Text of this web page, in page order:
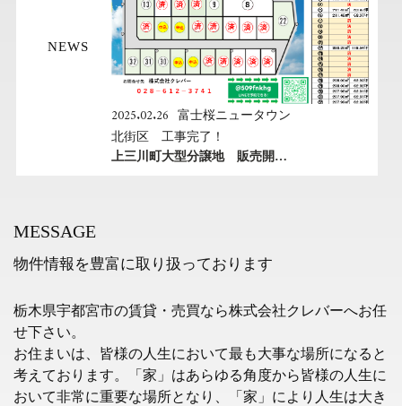
NEWS
2025.02.26 富士桜ニュータウン
北街区 工事完了！
上三川町大型分譲地 販売開始します！！
MESSAGE
物件情報を豊富に取り扱っております
栃木県宇都宮市の賃貸・売買なら株式会社クレバーへお任
せ下さい。
お住まいは、皆様の人生において最も大事な場所になると
考えております。「家」はあらゆる角度から皆様の人生に
おいて非常に重要な場所となり、「家」により人生は大き